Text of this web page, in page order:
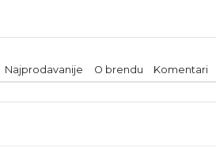
Najprodavanije O brendu Komentari